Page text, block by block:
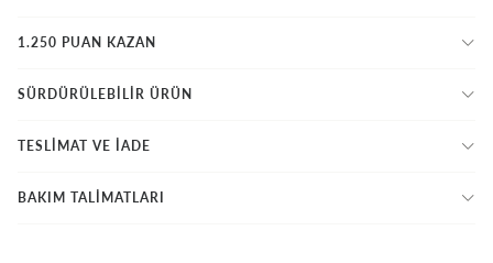
1.250 PUAN KAZAN
SÜRDÜRÜLEBİLİR ÜRÜN
TESLİMAT VE İADE
BAKIM TALİMATLARI